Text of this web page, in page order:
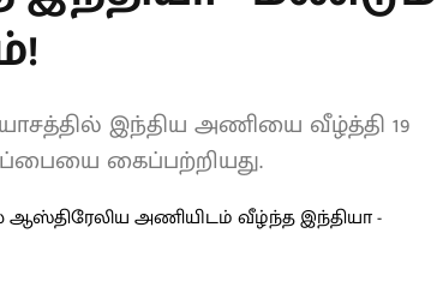
இந்திய அணியை வீழ்த்தி 19
கைப்பற்றியது.